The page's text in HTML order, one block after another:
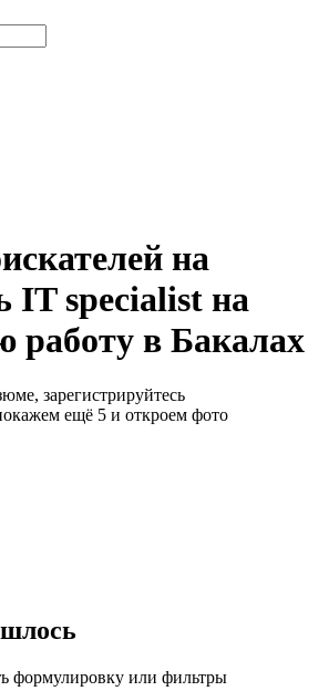
на
IT specialist на
работу в Бакалах
зарегистрируйтесь
ещё 5 и откроем фото
формулировку или фильтры